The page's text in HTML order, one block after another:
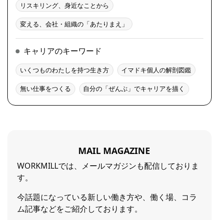
リスキリング、身近なことから
変える、会社・組織の「あたりまえ」
キャリアのキーワード
いくつものわたしを持つ生き方 イマドキ個人の解剖図鑑
無い仕事をつくる 自分の「ぜんぶ」でキャリアを描く
MAIL MAGAZINE
WORKMILLでは、メールマガジンも配信しておりま
す。
今話題になっている新しい働き方や、働く場、コラ
ム記事などをご紹介しております。